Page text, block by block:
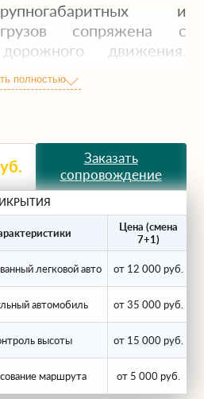
и
сопряжена с
движения.
РФ,
прикрытия
нормы. Компания
предоставляет
услуги сопровождения
собственным
машина прикрытия
случаях:
полностью
Заказать
сопровождение
Цена (смена
7+1)
легковой авто от 12 000 руб.
автомобиль от 35 000 руб.
высоты от 15 000 руб.
маршрута от 5 000 руб.